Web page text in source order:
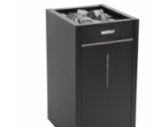
тепла
камень